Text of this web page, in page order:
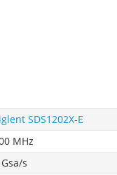
SDS1202X-E
MHz
s